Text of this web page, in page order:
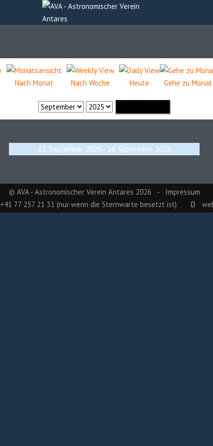
Nach Monat Nach Woche Heute Gehe zu Monat
22. September 2025 - 28. September 2025
© AVA - Astronomischer Verein Antares 2026 - Impressum
+41 77 257 21 31 (nur wenn die Sternwarte besetzt ist)